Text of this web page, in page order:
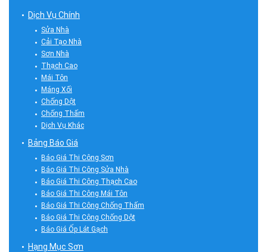
Dịch Vụ Chính
Sửa Nhà
Cải Tạo Nhà
Sơn Nhà
Thạch Cao
Mái Tôn
Máng Xối
Chống Dột
Chống Thấm
Dịch Vụ Khác
Bảng Báo Giá
Báo Giá Thi Công Sơn
Báo Giá Thi Công Sửa Nhà
Báo Giá Thi Công Thạch Cao
Báo Giá Thi Công Mái Tôn
Báo Giá Thi Công Chống Thấm
Báo Giá Thi Công Chống Dột
Báo Giá Ốp Lát Gạch
Hạng Mục Sơn